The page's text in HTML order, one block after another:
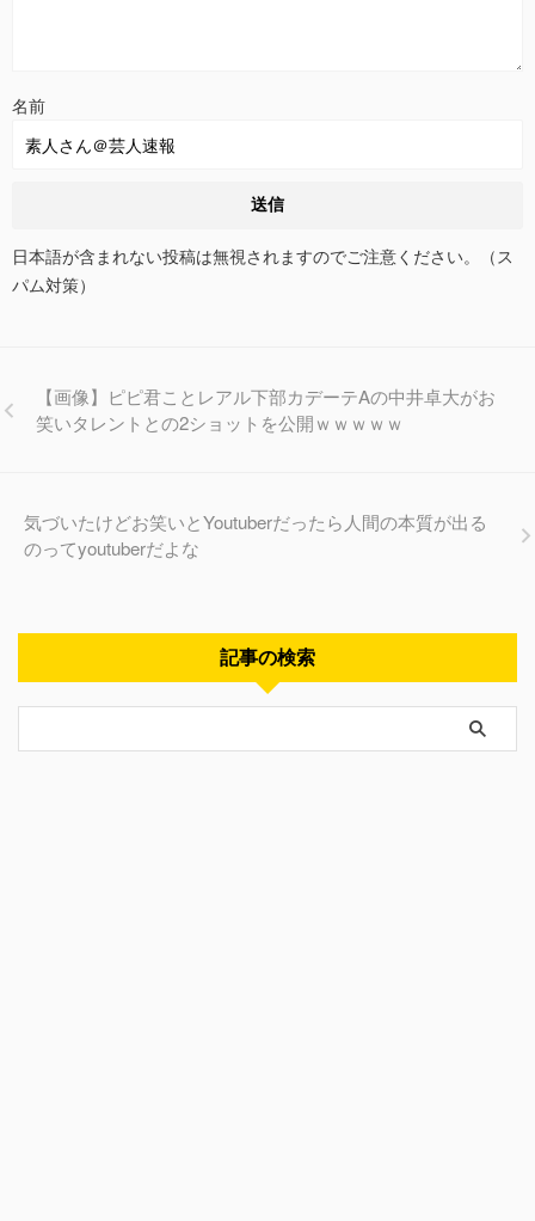
名前
日本語が含まれない投稿は無視されますのでご注意ください。（ス
パム対策）
【画像】ピピ君ことレアル下部カデーテAの中井卓大がお
笑いタレントとの2ショットを公開ｗｗｗｗｗ
気づいたけどお笑いとYoutuberだったら人間の本質が出る
のってyoutuberだよな
記事の検索